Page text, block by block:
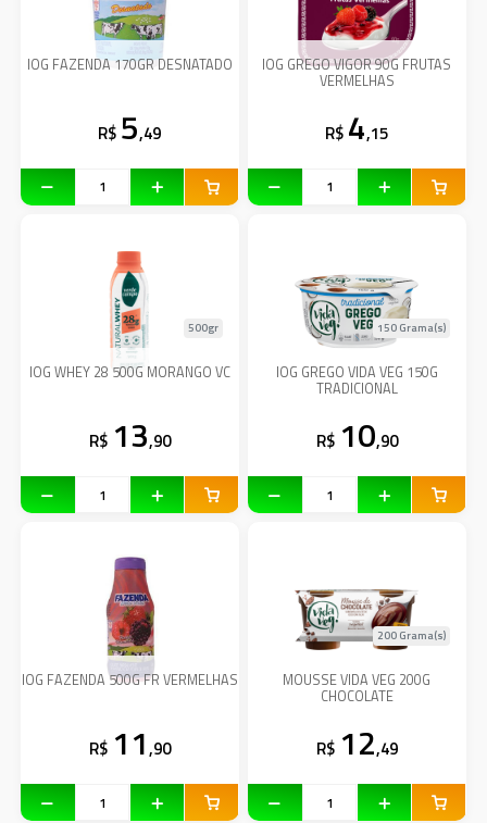
IOG FAZENDA 170GR DESNATADO
R$ 5,49
IOG GREGO VIGOR 90G FRUTAS
VERMELHAS
R$ 4,15
IOG WHEY 28 500G MORANGO VC
500gr
R$ 13,90
IOG GREGO VIDA VEG 150G
TRADICIONAL
150 Grama(s)
R$ 10,90
IOG FAZENDA 500G FR VERMELHAS
R$ 11,90
MOUSSE VIDA VEG 200G
CHOCOLATE
200 Grama(s)
R$ 12,49